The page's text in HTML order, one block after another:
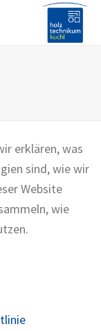
erklären, was
sind, wie wir
Website
wie